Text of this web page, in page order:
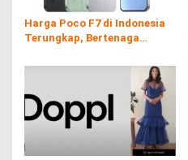
Harga Poco F7 di Indonesia
Terungkap, Bertenaga